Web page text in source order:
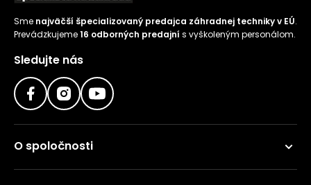
Sme najväčší špecializovaný predajca záhradnej techniky v EÚ.
Prevádzkujeme16 odborných predajní s vyškoleným personálom.
Sledujte nás
O spoločnosti